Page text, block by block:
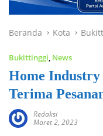
Beranda Kota
Bukittinggi News
Home
Terima
Redaksi
Maret 2, 2023